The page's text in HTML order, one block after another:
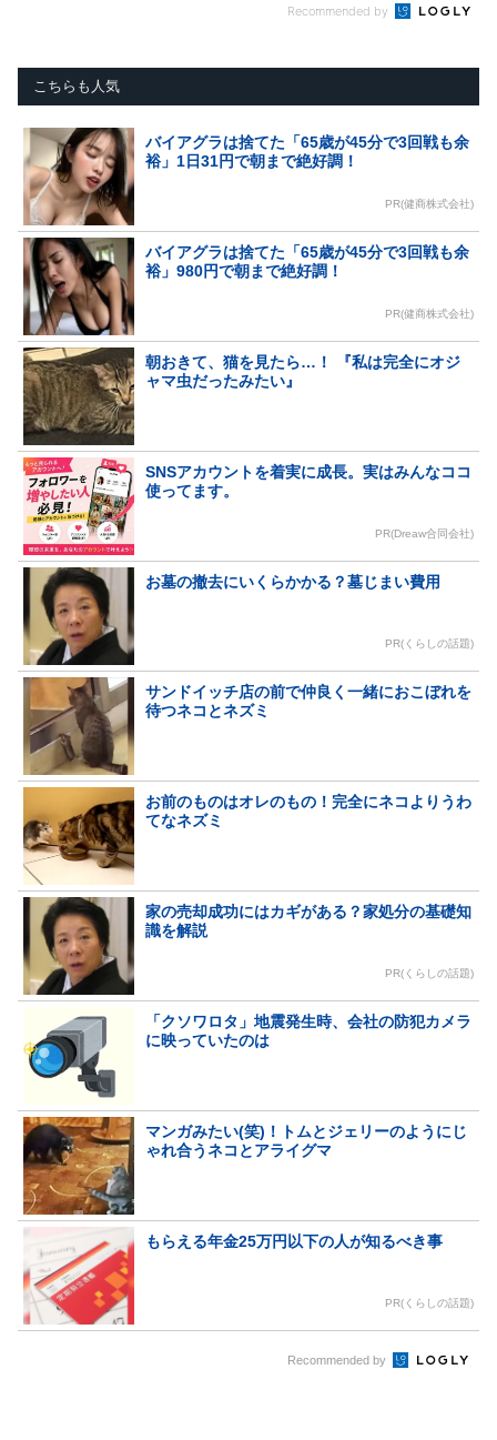
Recommended by
こちらも人気
バイアグラは捨てた「65歳が45分で3回戦も余
裕」1日31円で朝まで絶好調！
PR(健商株式会社)
バイアグラは捨てた「65歳が45分で3回戦も余
裕」980円で朝まで絶好調！
PR(健商株式会社)
朝おきて、猫を見たら…！ 『私は完全にオジ
ャマ虫だったみたい』
SNSアカウントを着実に成長。実はみんなココ
使ってます。
PR(Dreaw合同会社)
お墓の撤去にいくらかかる？墓じまい費用
PR(くらしの話題)
サンドイッチ店の前で仲良く一緒におこぼれを
待つネコとネズミ
お前のものはオレのもの！完全にネコよりうわ
てなネズミ
家の売却成功にはカギがある？家処分の基礎知
識を解説
PR(くらしの話題)
「クソワロタ」地震発生時、会社の防犯カメラ
に映っていたのは
マンガみたい(笑)！トムとジェリーのようにじ
ゃれ合うネコとアライグマ
もらえる年金25万円以下の人が知るべき事
PR(くらしの話題)
Recommended by